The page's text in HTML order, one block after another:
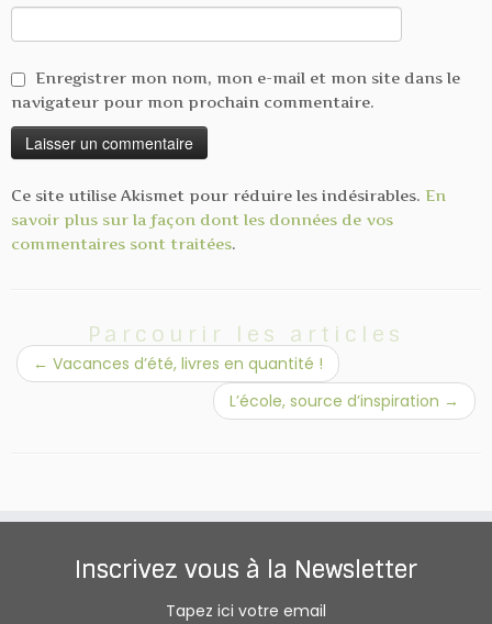
Enregistrer mon nom, mon e-mail et mon site dans le
navigateur pour mon prochain commentaire.
Ce site utilise Akismet pour réduire les indésirables. En
savoir plus sur la façon dont les données de vos
commentaires sont traitées.
Parcourir les articles
← Vacances d’été, livres en quantité !
L’école, source d’inspiration →
Inscrivez vous à la Newsletter
Tapez ici votre email